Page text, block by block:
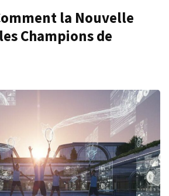
la Nouvelle
Champions de